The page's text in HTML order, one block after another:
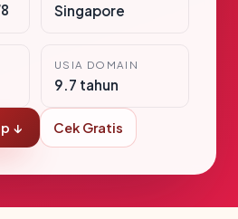
Singapore
USIA DOMAIN
9.7 tahun
↓ Cek Gratis